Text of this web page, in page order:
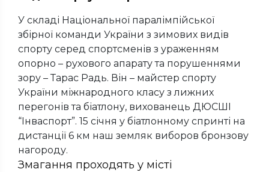
У складі Національної паралімпійської
збірної команди України з зимових видів
спорту серед спортсменів з ураженням
опорно – рухового апарату та порушеннями
зору – Тарас Радь. Він – майстер спорту
України міжнародного класу з лижних
перегонів та біатлону, вихованець ДЮСШІ
“Інваспорт”. 15 січня у біатлонному спринті на
дистанції 6 км наш земляк виборов бронзову
нагороду.
Змагання проходять у місті